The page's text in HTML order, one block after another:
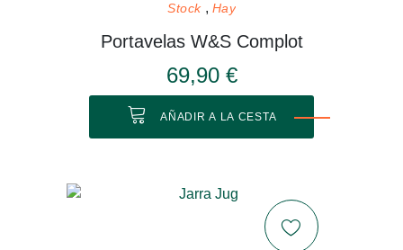
Stock Hay
Portavelas W&S Complot
69,90 €
AÑADIR A LA CESTA